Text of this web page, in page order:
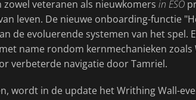
veteranen als nieuwkomers in ESO
leven. De nieuwe onboarding-functie
de evoluerende systemen van het spel.
name rondom kernmechanieken zoals
verbeterde navigatie door Tamriel.
wordt in de update het Writhing Wall-